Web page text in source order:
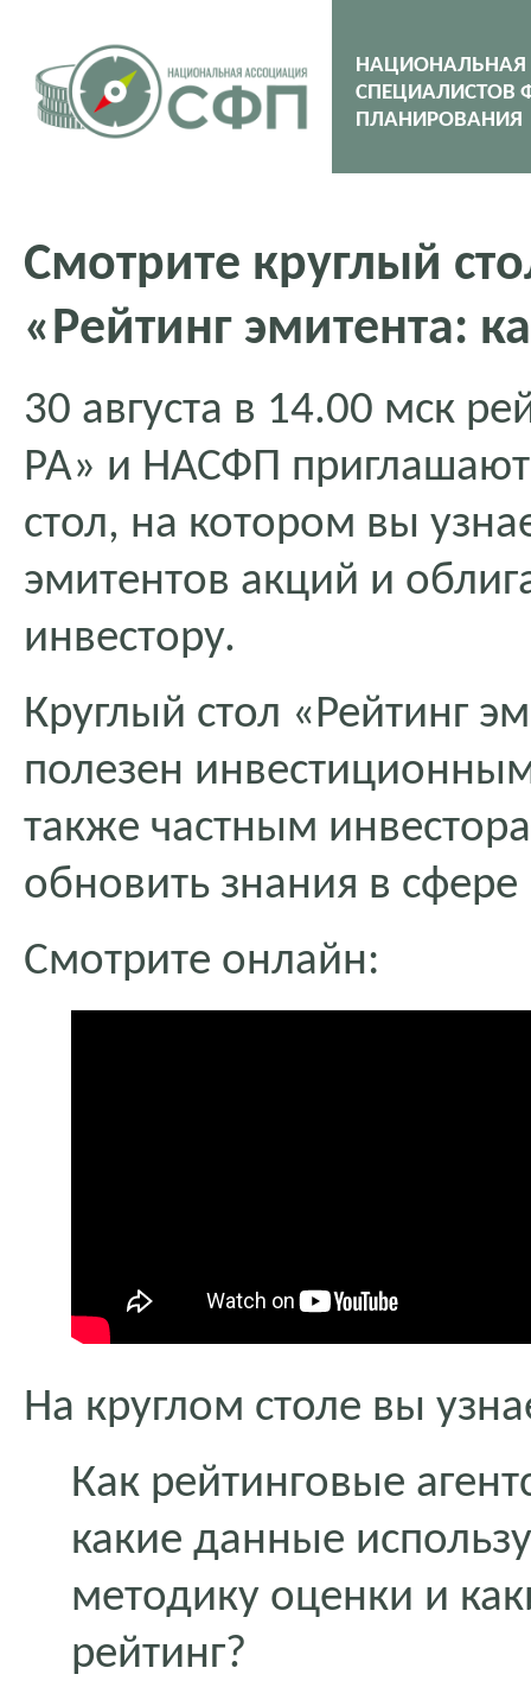
НАЦИОНАЛЬНАЯ
СПЕЦИАЛИСТОВ
ПЛАНИРОВАНИЯ
Смотрите круглый
«Рейтинг эмитента:
30 августа в 14.00 мск
РА» и НАСФП
стол, на котором вы
эмитентов акций и
инвестору.
Круглый стол «Рейтинг
полезен
также частным
обновить знания в
Смотрите онлайн:
На круглом столе вы
Как рейтинговые
какие данные
методику оценки и
рейтинг?